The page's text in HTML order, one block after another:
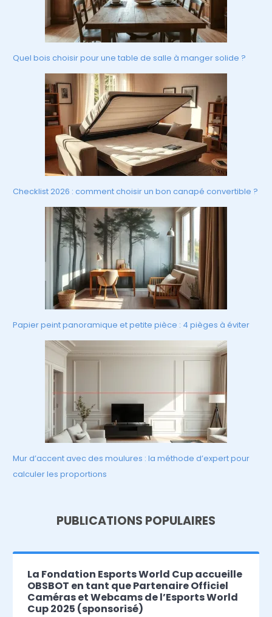
Quel bois choisir pour une table de salle à manger solide ?
Checklist 2026 : comment choisir un bon canapé convertible ?
Papier peint panoramique et petite pièce : 4 pièges à éviter
Mur d’accent avec des moulures : la méthode d’expert pour
calculer les proportions
PUBLICATIONS POPULAIRES
La Fondation Esports World Cup accueille
OBSBOT en tant que Partenaire Officiel
Caméras et Webcams de l’Esports World
Cup 2025 (sponsorisé)